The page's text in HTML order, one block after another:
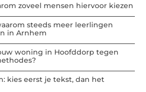
zoveel mensen hiervoor kiezen
steeds meer leerlingen
in Arnhem
woning in Hoofddorp tegen
kies eerst je tekst, dan het